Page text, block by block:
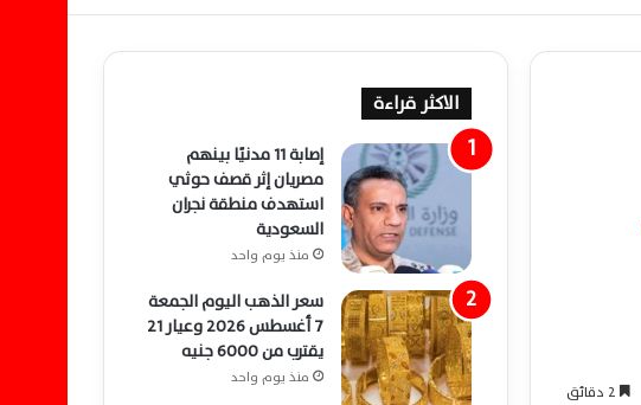
الاكثر قراءة
إصابة 11 مدنيًا بينهم
مصريان إثر قصف حوثي
استهدف منطقة نجران
السعودية
منذ يوم واحد
سعر الذهب اليوم الجمعة
7 أغسطس 2026 وعيار 21
يقترب من 6000 جنيه
منذ يوم واحد